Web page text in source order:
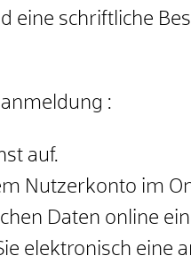
eine schriftliche
:
auf.
Nutzerkonto im
Daten online
elektronisch eine